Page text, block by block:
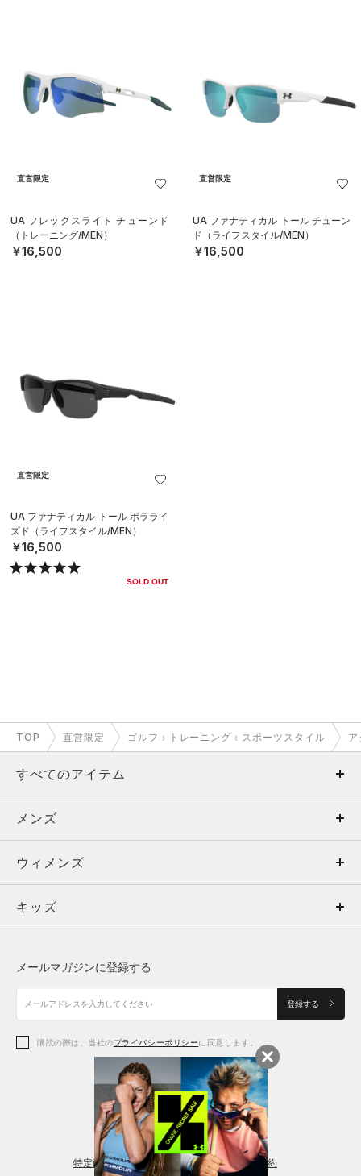
直営限定
UA フレックスライト チューンド
（トレーニング/MEN）
￥16,500
直営限定
UA ファナティカル トール チューン
ド（ライフスタイル/MEN）
￥16,500
直営限定
UA ファナティカル トール ポラライ
ズド（ライフスタイル/MEN）
￥16,500
SOLD OUT
TOP 直営限定 ゴルフ＋トレーニング＋スポーツスタイル
すべてのアイテム
メンズ
ウィメンズ
キッズ
アクセサリー
メンズ
トップス
ボトムス
アクセサリー
ウィメンズ
トップス
シューズ
アクセサリー
レギンス＆タイツ
キッズ
シューズ
メールマガジンに登録する
登録する
購読の際は、当社のプライバシーポリシーに同意します。
特定商取引法に基づく通販の表記 会員規約